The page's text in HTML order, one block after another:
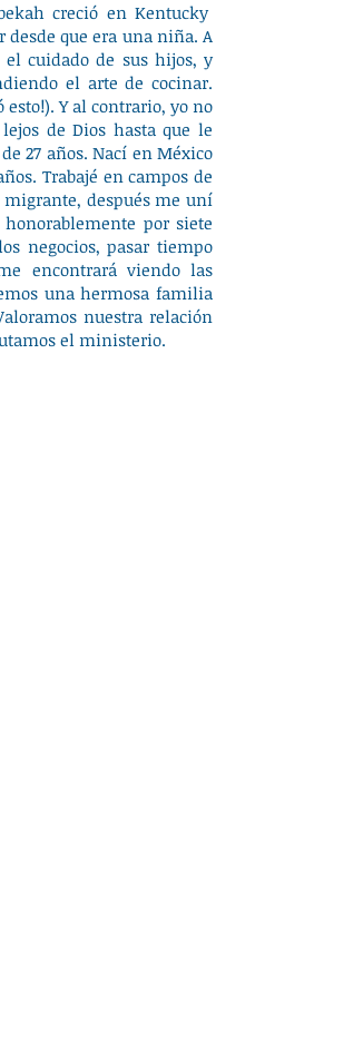
creció en Kentucky
que era una niña. A
cuidado de sus hijos, y
el arte de cocinar.
Y al contrario, yo no
de Dios hasta que le
27 años. Nací en México
Trabajé en campos de
después me uní
por siete
negocios, pasar tiempo
encontrará viendo las
una hermosa familia
nuestra relación
el ministerio.